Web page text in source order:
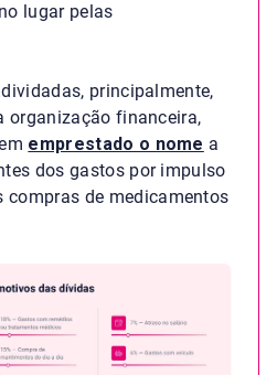
lugar pelas
principalmente,
organização financeira,
emprestado o nome a
dos gastos por impulso
compras de medicamentos